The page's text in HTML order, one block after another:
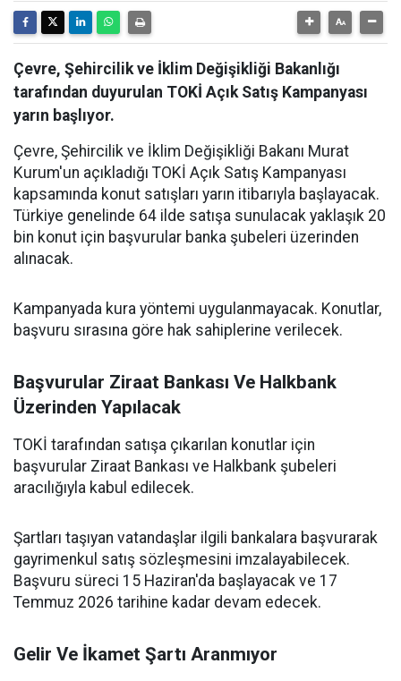
Çevre, Şehircilik ve İklim Değişikliği Bakanlığı
tarafından duyurulan TOKİ Açık Satış Kampanyası
yarın başlıyor.
Çevre, Şehircilik ve İklim Değişikliği Bakanı Murat
Kurum'un açıkladığı TOKİ Açık Satış Kampanyası
kapsamında konut satışları yarın itibarıyla başlayacak.
Türkiye genelinde 64 ilde satışa sunulacak yaklaşık 20
bin konut için başvurular banka şubeleri üzerinden
alınacak.
Kampanyada kura yöntemi uygulanmayacak. Konutlar,
başvuru sırasına göre hak sahiplerine verilecek.
Başvurular Ziraat Bankası Ve Halkbank
Üzerinden Yapılacak
TOKİ tarafından satışa çıkarılan konutlar için
başvurular Ziraat Bankası ve Halkbank şubeleri
aracılığıyla kabul edilecek.
Şartları taşıyan vatandaşlar ilgili bankalara başvurarak
gayrimenkul satış sözleşmesini imzalayabilecek.
Başvuru süreci 15 Haziran'da başlayacak ve 17
Temmuz 2026 tarihine kadar devam edecek.
Gelir Ve İkamet Şartı Aranmıyor